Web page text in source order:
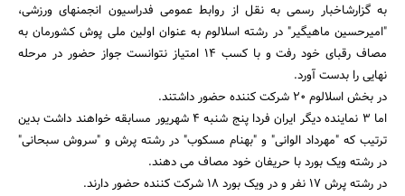
به گزارشاخبار رسمی به نقل از روابط عمومی فدراسیون انجمنهای ورزشی،
"امیرحسین ماهیگیر" در رشته اسلالوم به عنوان اولین ملی پوش کشورمان به
مصاف رقبای خود رفت و با کسب 14 امتیاز نتوانست جواز حضور در مرحله
نهایی را بدست آورد.
در بخش اسلالوم 20 شرکت کننده حضور داشتند.
اما 3 نماینده دیگر ایران فردا پنج شنبه 4 شهریور مسابقه خواهند داشت بدین
ترتیب که "مهرداد الوانی" و "بهنام مسکوب" در رشته پرش و "سروش سبحانی"
در رشته ویک بورد با حریفان خود مصاف می دهند.
در رشته پرش 17 نفر و در ویک بورد 18 شرکت کننده حضور دارند.